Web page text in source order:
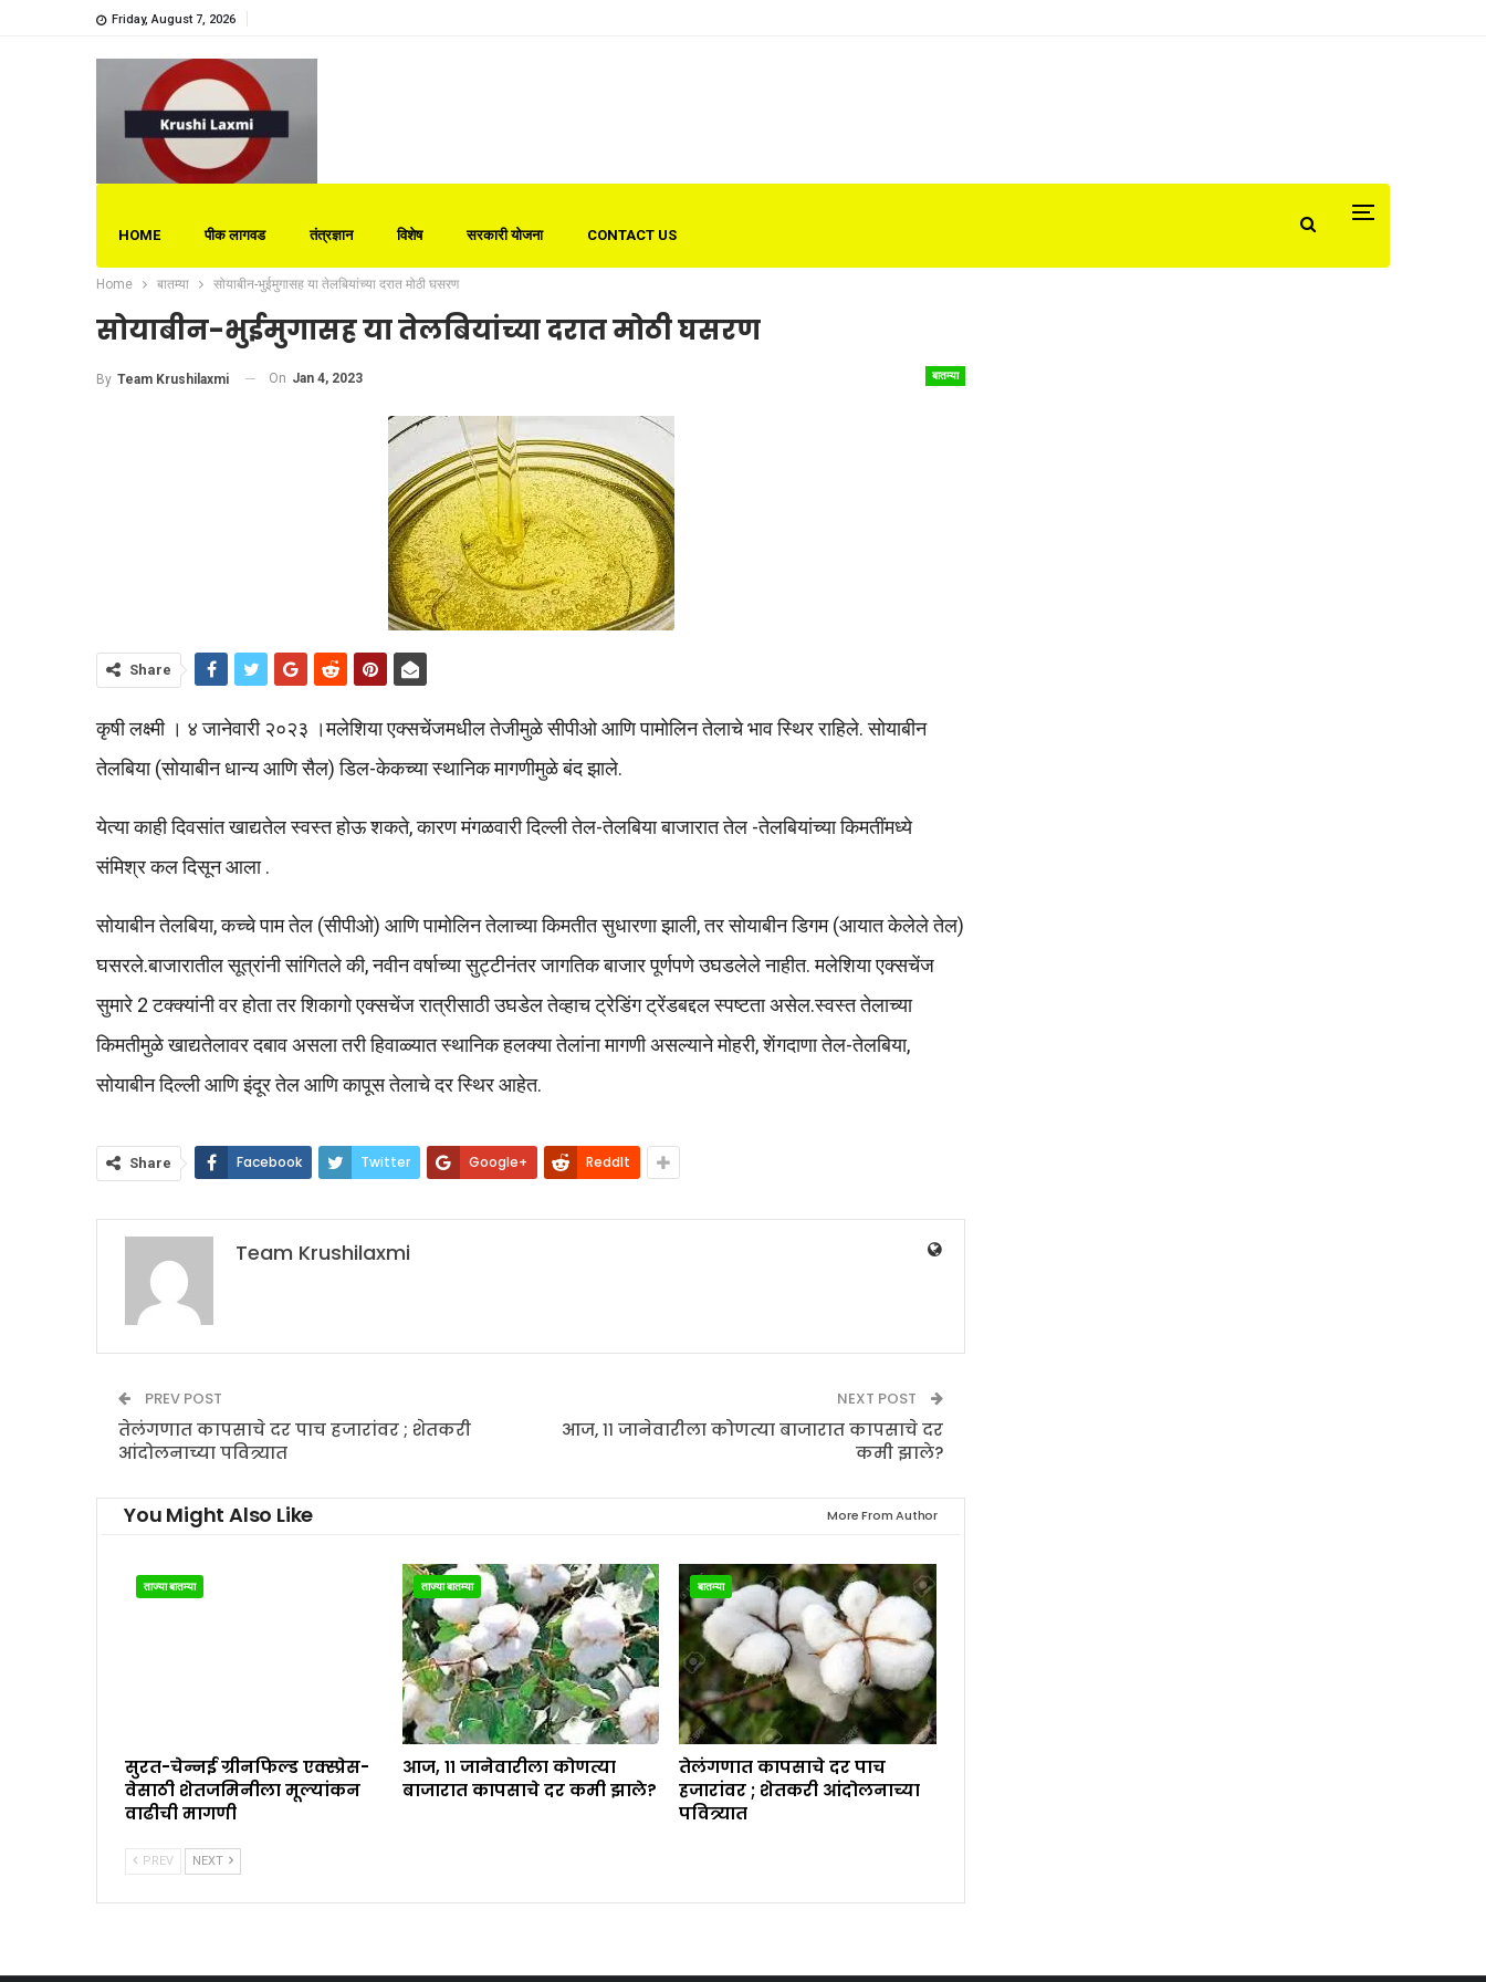
Friday, August 7, 2026
HOME पीक लागवड तंत्रज्ञान विशेष सरकारी योजना CONTACT US
Home बातम्या सोयाबीन-भुईमुगासह या तेलबियांच्या दरात मोठी घसरण
सोयाबीन-भुईमुगासह या तेलबियांच्या दरात मोठी घसरण
बातम्या
By Team Krushilaxmi On Jan 4, 2023
Share
कृषी लक्ष्मी । ४ जानेवारी २०२३ ।मलेशिया एक्सचेंजमधील तेजीमुळे सीपीओ आणि पामोलिन तेलाचे भाव स्थिर राहिले. सोयाबीन
तेलबिया (सोयाबीन धान्य आणि सैल) डिल-केकच्या स्थानिक मागणीमुळे बंद झाले.
येत्या काही दिवसांत खाद्यतेल स्वस्त होऊ शकते, कारण मंगळवारी दिल्ली तेल-तेलबिया बाजारात तेल -तेलबियांच्या किमतींमध्ये
संमिश्र कल दिसून आला .
सोयाबीन तेलबिया, कच्चे पाम तेल (सीपीओ) आणि पामोलिन तेलाच्या किमतीत सुधारणा झाली, तर सोयाबीन डिगम (आयात केलेले तेल)
घसरले.बाजारातील सूत्रांनी सांगितले की, नवीन वर्षाच्या सुट्टीनंतर जागतिक बाजार पूर्णपणे उघडलेले नाहीत. मलेशिया एक्सचेंज
सुमारे 2 टक्क्यांनी वर होता तर शिकागो एक्सचेंज रात्रीसाठी उघडेल तेव्हाच ट्रेडिंग ट्रेंडबद्दल स्पष्टता असेल.स्वस्त तेलाच्या
किमतीमुळे खाद्यतेलावर दबाव असला तरी हिवाळ्यात स्थानिक हलक्या तेलांना मागणी असल्याने मोहरी, शेंगदाणा तेल-तेलबिया,
सोयाबीन दिल्ली आणि इंदूर तेल आणि कापूस तेलाचे दर स्थिर आहेत.
Share Facebook Twitter Google+ ReddIt
Team Krushilaxmi
PREV POST
तेलंगणात कापसाचे दर पाच हजारांवर ; शेतकरी
आंदोलनाच्या पवित्र्यात
NEXT POST
आज, ११ जानेवारीला कोणत्या बाजारात कापसाचे दर
कमी झाले?
You Might Also Like More From Author
ताज्या बातम्या
सुरत-चेन्नई ग्रीनफिल्ड एक्स्प्रेस-
वेसाठी शेतजमिनीला मूल्यांकन
वाढीची मागणी
ताज्या बातम्या
आज, ११ जानेवारीला कोणत्या
बाजारात कापसाचे दर कमी झाले?
बातम्या
तेलंगणात कापसाचे दर पाच
हजारांवर ; शेतकरी आंदोलनाच्या
पवित्र्यात
PREV NEXT